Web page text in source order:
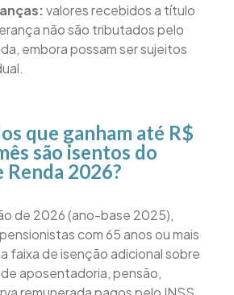
valores recebidos a título
não são tributados pelo
embora possam ser sujeitos
que ganham até R$
são isentos do
Renda 2026?
de 2026 (ano-base 2025),
com 65 anos ou mais
faixa de isenção adicional sobre
aposentadoria, pensão,